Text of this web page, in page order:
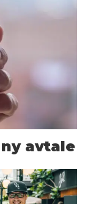
avtale